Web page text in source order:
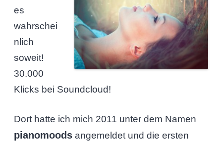
es
wahrschei
nlich
soweit!
30.000
Klicks bei Soundcloud!
Dort hatte ich mich 2011 unter dem Namen
pianomoodsangemeldet und die ersten